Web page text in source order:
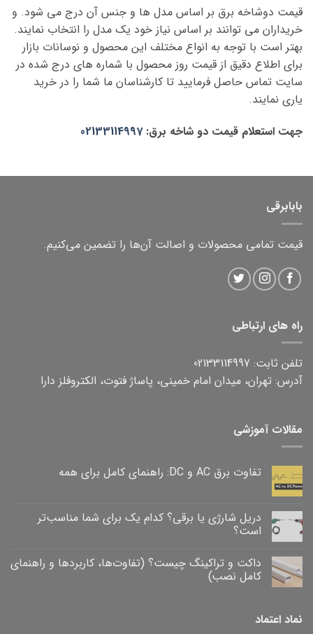
قیمت دوشاخه برق بر اساس مدل ها و جنس آن درج می شود. و
خریداران می توانند بر اساس نیاز خود یک مدل را انتخاب نمایند.
بهتر است با توجه به انواع مختلف این محصول و نوسانات بازار
برای اطلاع دقیق از قیمت روز محصول با شماره های درج شده در
سایت تماس حاصل فرمایید تا کارشناسان ما شما را در خرید
یاری نمایند.
جهت استعلام قیمت دو شاخه برق:02133114997
بابابرقی
قیمت تمامی محصولات و اصالت آن‌ها را تضمین می‌کنیم.
راه های ارتباطی
تلفن ثابت: 02133114997
آدرس: تهران، میدان امام خمینی، پاساژ فتوت، الکتروفلز دارا
مقالات آموزشی
تفاوت برق AC و DC: راهنمای کامل برای همه
تفاوت
برق
AC
راهنمای
کامل
برای
نشده
دریل شارژی یا برقی؟ کدام یک برای شما مناسب‌تر
است؟
برای
دریل
شارژی
یک
برای
ثبت
نشده
داکت و تراکینگ چیست؟ (تفاوت‌ها، کاربردها و راهنمای
کامل نصب)
داکت
و
نشده
نماد اعتماد